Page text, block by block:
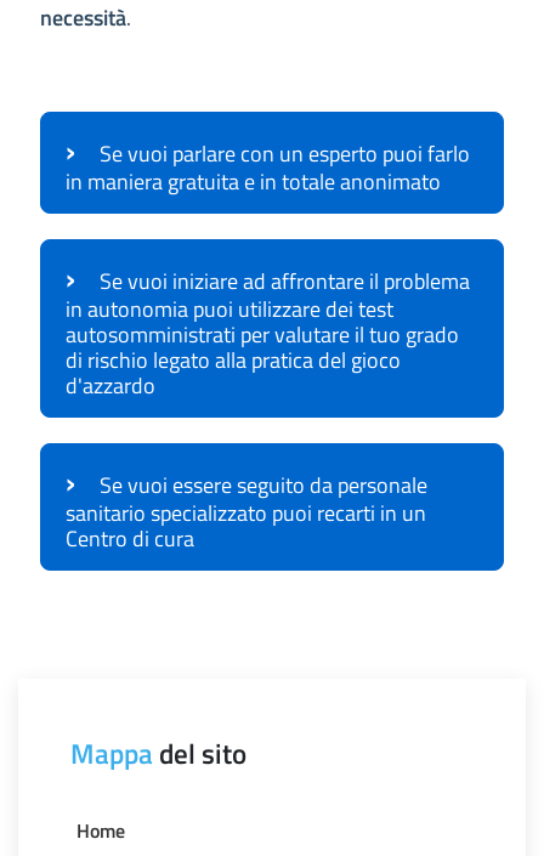
necessità.
› Se vuoi parlare con un esperto puoi farlo
in maniera gratuita e in totale anonimato
› Se vuoi iniziare ad affrontare il problema
in autonomia puoi utilizzare dei test
autosomministrati per valutare il tuo grado
di rischio legato alla pratica del gioco
d'azzardo
› Se vuoi essere seguito da personale
sanitario specializzato puoi recarti in un
Centro di cura
Mappa del sito
Home